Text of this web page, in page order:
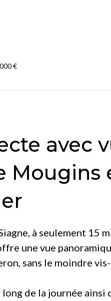
€
avec
Mougins
à seulement 15
une vue
sans le moindre
de la journée ainsi